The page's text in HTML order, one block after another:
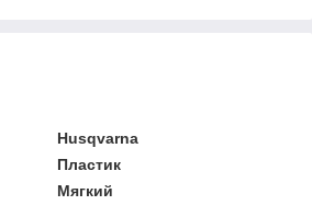
Husqvarna
Пластик
Мягкий